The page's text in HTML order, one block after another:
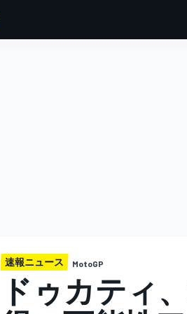
速報ニュース MotoGP
ドゥカティ